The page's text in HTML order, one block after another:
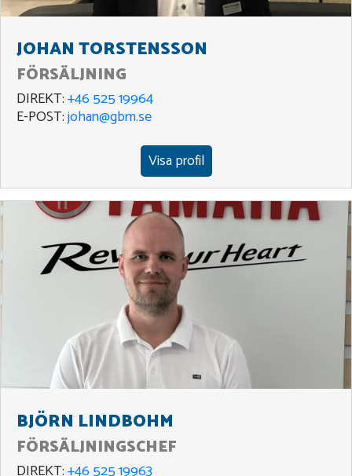
JOHAN TORSTENSSON
FÖRSÄLJNING
DIREKT:+46 525 19964
E-POST:johan@gbm.se
Visa profil
BJÖRN LINDBOHM
FÖRSÄLJNINGSCHEF